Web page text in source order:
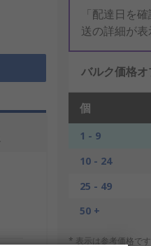
「配達日を
送の詳細が表
バルク価格
個
1 - 9
10 - 24
25 - 49
50 +
* 表示は参考価格で